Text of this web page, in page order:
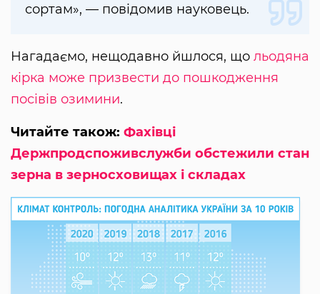
сортам», — повідомив науковець.
Нагадаємо, нещодавно йшлося, що льодяна
кірка може призвести до пошкодження
посівів озимини.
Читайте також: Фахівці
Держпродспоживслужби обстежили стан
зерна в зерносховищах і складах